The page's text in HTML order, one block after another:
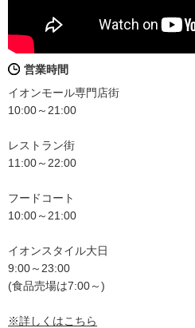
営業時間
イオンモール専門店街
10:00～21:00
レストラン街
11:00～22:00
フードコート
10:00～21:00
イオンスタイル大日
9:00～23:00
(食品売場は7:00～)
※詳しくはこちら